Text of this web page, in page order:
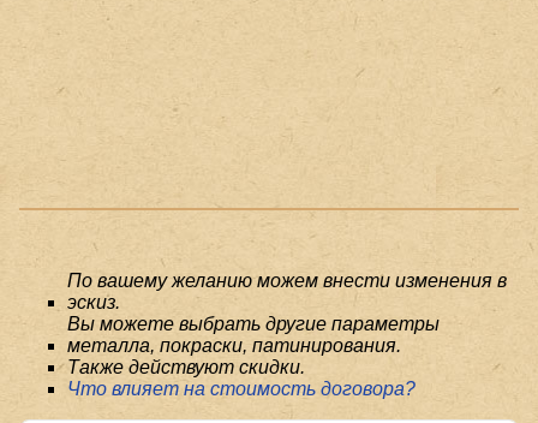
По вашему желанию можем внести изменения в
эскиз.
Вы можете выбрать другие параметры
металла, покраски, патинирования.
Также действуют скидки.
Что влияет на стоимость договора?